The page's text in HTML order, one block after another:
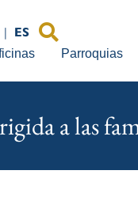
| ES
Parroquias
a las